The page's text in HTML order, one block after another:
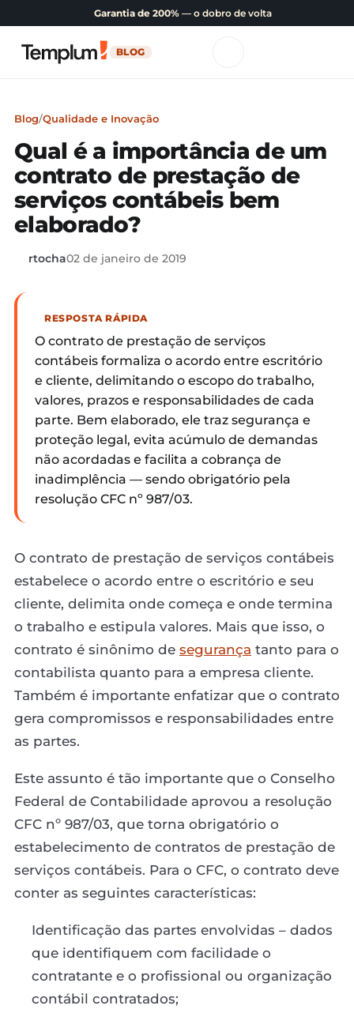
Garantia de 200% — o dobro de volta
BLOG
Blog/Qualidade e Inovação
Qual é a importância de um
contrato de prestação de
serviços contábeis bem
elaborado?
rtocha02 de janeiro de 2019
RESPOSTA RÁPIDA
O contrato de prestação de serviços
contábeis formaliza o acordo entre escritório
e cliente, delimitando o escopo do trabalho,
valores, prazos e responsabilidades de cada
parte. Bem elaborado, ele traz segurança e
proteção legal, evita acúmulo de demandas
não acordadas e facilita a cobrança de
inadimplência — sendo obrigatório pela
resolução CFC nº 987/03.
O contrato de prestação de serviços contábeis
estabelece o acordo entre o escritório e seu
cliente, delimita onde começa e onde termina
o trabalho e estipula valores. Mais que isso, o
contrato é sinônimo de segurança tanto para o
contabilista quanto para a empresa cliente.
Também é importante enfatizar que o contrato
gera compromissos e responsabilidades entre
as partes.
Este assunto é tão importante que o Conselho
Federal de Contabilidade aprovou a resolução
CFC nº 987/03, que torna obrigatório o
estabelecimento de contratos de prestação de
serviços contábeis. Para o CFC, o contrato deve
conter as seguintes características:
Identificação das partes envolvidas – dados
que identifiquem com facilidade o
contratante e o profissional ou organização
contábil contratados;